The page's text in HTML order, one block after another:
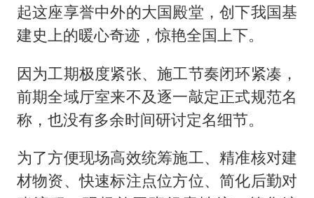
起这座享誉中外的大国殿堂，创下我国基
建史上的暖心奇迹，惊艳全国上下。
因为工期极度紧张、施工节奏闭环紧凑，
前期全域厅室来不及逐一敲定正式规范名
称，也没有多余时间研讨定名细节。
为了方便现场高效统筹施工、精准核对建
材物资、快速标注点位方位、简化后勤对